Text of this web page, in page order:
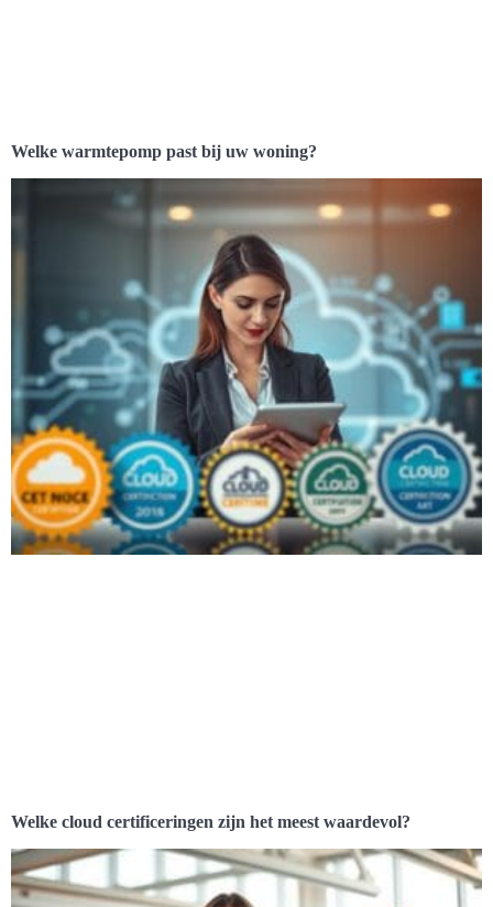
Welke warmtepomp past bij uw woning?
Welke cloud certificeringen zijn het meest waardevol?